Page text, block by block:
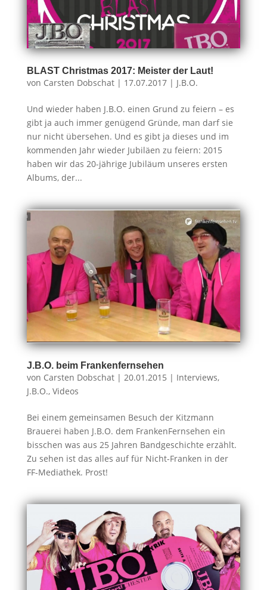
BLAST Christmas 2017: Meister der Laut!
von Carsten Dobschat| 17.07.2017| J.B.O.
Und wieder haben J.B.O. einen Grund zu feiern – es
gibt ja auch immer genügend Gründe, man darf sie
nur nicht übersehen. Und es gibt ja dieses und im
kommenden Jahr wieder Jubiläen zu feiern: 2015
haben wir das 20-jährige Jubiläum unseres ersten
Albums, der...
J.B.O. beim Frankenfernsehen
von Carsten Dobschat| 20.01.2015 | Interviews,
J.B.O., Videos
Bei einem gemeinsamen Besuch der Kitzmann
Brauerei haben J.B.O. dem FrankenFernsehen ein
bisschen was aus 25 Jahren Bandgeschichte erzählt.
Zu sehen ist das alles auf für Nicht-Franken in der
FF-Mediathek. Prost!